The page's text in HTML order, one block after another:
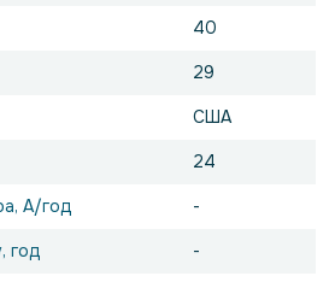
40
29
США
24
А/год -
год -